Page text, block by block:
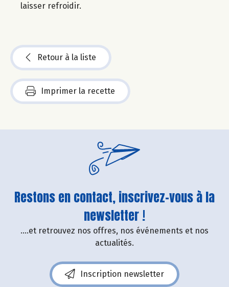
laisser refroidir.
Retour à la liste
Imprimer la recette
Restons en contact, inscrivez-vous à la
newsletter !
....et retrouvez nos offres, nos événements et nos
actualités.
Inscription newsletter